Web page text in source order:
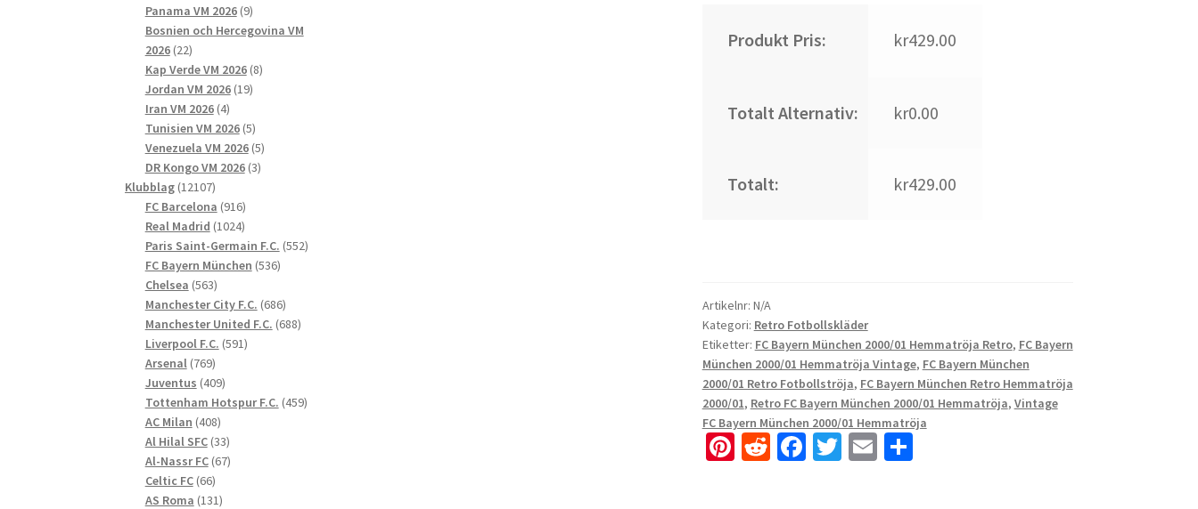
Produkt Pris: kr429.00
Totalt Alternativ: kr0.00
Totalt: kr429.00
Artikelnr: N/A
Kategori: Retro Fotbollskläder
Etiketter: FC Bayern München 2000/01 Hemmatröja Retro, FC Bayern
München 2000/01 Hemmatröja Vintage, FC Bayern München
2000/01 Retro Fotbollströja, FC Bayern München Retro Hemmatröja
2000/01, Retro FC Bayern München 2000/01 Hemmatröja, Vintage
FC Bayern München 2000/01 Hemmatröja
Pi R Fa T E D
produkter
Panama VM 2026 99
produkter
Bosnien och Hercegovina VM
2026 2222
produkter
Kap Verde VM 2026 88
Jordan VM 2026 1919
Iran VM 2026 44
produkter
Tunisien VM 2026 55
produkter
Venezuela VM 2026 55
produkter
DR Kongo VM 2026 33
Klubblag 1210712107
produkter
FC Barcelona 916916
produkter
Real Madrid 10241024
produkter
Paris Saint-Germain F.C. 552552
FC Bayern München 536536
Chelsea 563563
produkter
Manchester City F.C. 686686
produkter
Manchester United F.C. 688688
Liverpool F.C. 591591
Arsenal 769769
produkter
Juventus 409409
produkter
Tottenham Hotspur F.C. 459459
AC Milan 408408
produkter
Al Hilal SFC 3333
produkter
Al-Nassr FC 6767
Celtic FC 6666
produkter
AS Roma 131131